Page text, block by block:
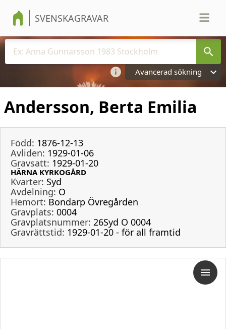
SVENSKAGRAVAR
Avancerad sökning
Andersson, Berta Emilia
Född: 1876-12-13
Avliden: 1929-01-06
Gravsatt: 1929-01-20
HÄRNA KYRKOGÅRD
Kvarter: Syd
Avdelning: O
Hemort: Bondarp Övregården
Gravplats: 0004
Gravplatsnummer: 26Syd O 0004
Gravrättstid: 1929-01-20 - för all framtid